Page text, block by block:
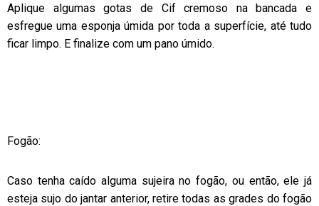
Aplique algumas gotas de Cif cremoso na bancada e
esfregue uma esponja úmida por toda a superfície, até tudo
ficar limpo. E finalize com um pano úmido.
Fogão:
Caso tenha caído alguma sujeira no fogão, ou então, ele já
esteja sujo do jantar anterior, retire todas as grades do fogão